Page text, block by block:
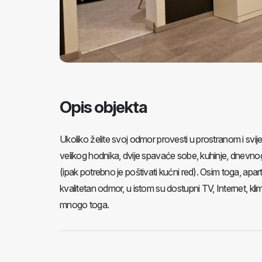
Opis objekta
Ukoliko želite svoj odmor provesti u prostranom i
velikog hodnika, dvije spavaće sobe, kuhinje,
(ipak potrebno je poštivati ​​kućni red). Osim toga,
kvalitetan odmor, u istom su dostupni TV, Internet,
mnogo toga.